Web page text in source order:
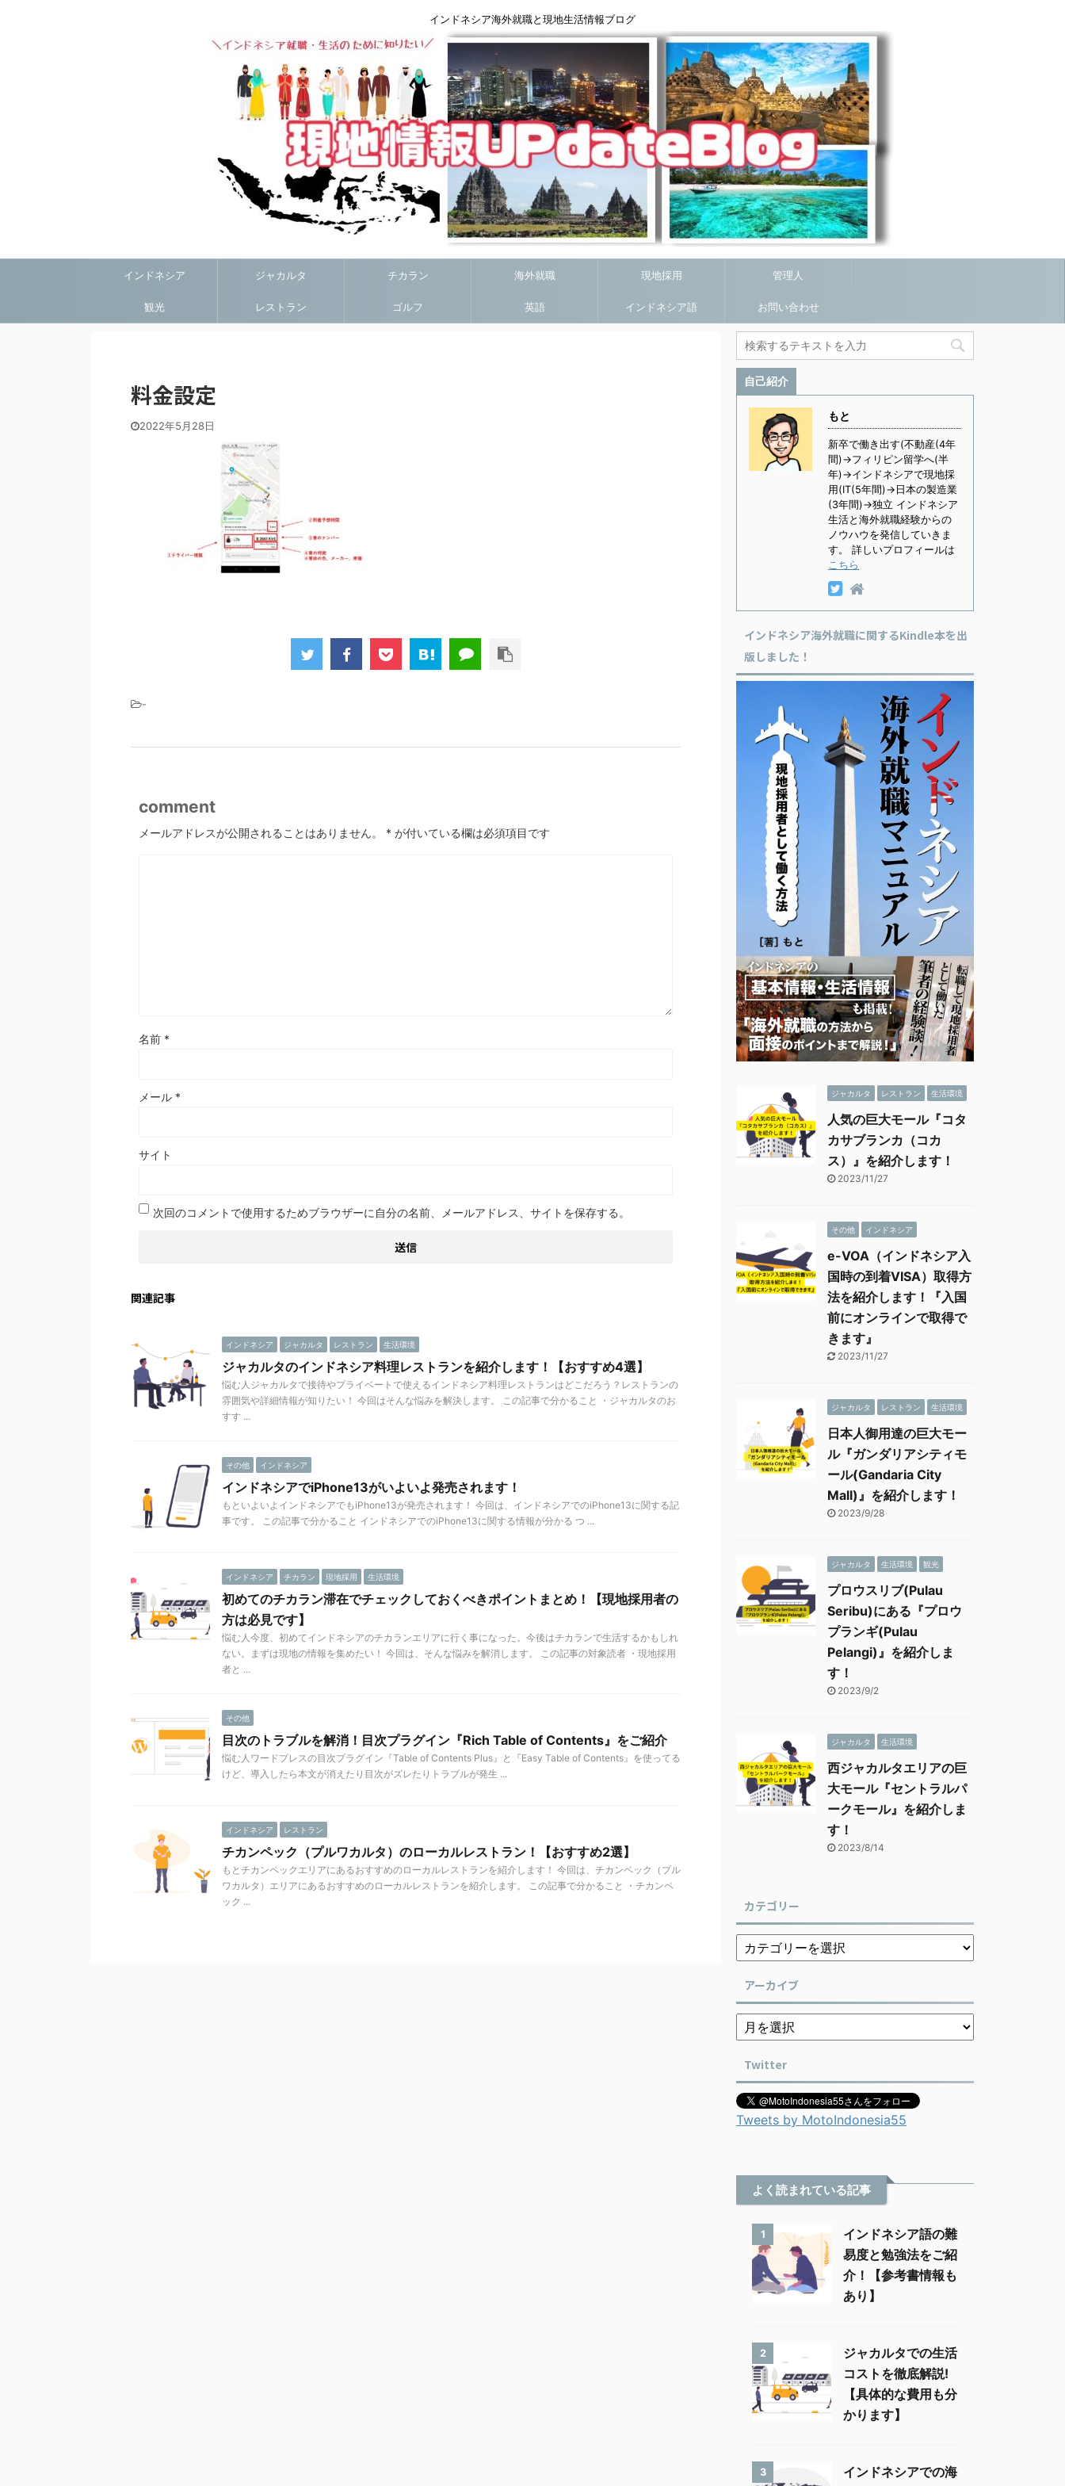
インドネシア海外就職と現地生活情報ブログ
インドネシア ジャカルタ チカラン 海外就職 現地採用 管理人
観光 レストラン ゴルフ 英語 インドネシア語 お問い合わせ
料金設定
2022年5月28日
-
comment
メールアドレスが公開されることはありません。 * が付いている欄は必須項目です
名前 *
メール *
サイト
次回のコメントで使用するためブラウザーに自分の名前、メールアドレス、サイトを保存する。
関連記事
インドネシア ジャカルタ レストラン 生活環境
ジャカルタのインドネシア料理レストランを紹介します！【おすすめ4選】
悩む人ジャカルタで接待やプライベートで使えるインドネシア料理レストランはどこだろう？レストランの
雰囲気や詳細情報が知りたい！ 今回はそんな悩みを解決します。 この記事で分かること ・ジャカルタのお
すす ...
その他 インドネシア
インドネシアでiPhone13がいよいよ発売されます！
もといよいよインドネシアでもiPhone13が発売されます！ 今回は、インドネシアでのiPhone13に関する記
事です。 この記事で分かること インドネシアでのiPhone13に関する情報が分かる つ ...
インドネシア チカラン 現地採用 生活環境
初めてのチカラン滞在でチェックしておくべきポイントまとめ！【現地採用者の
方は必見です】
悩む人今度、初めてインドネシアのチカランエリアに行く事になった。今後はチカランで生活するかもしれ
ない。まずは現地の情報を集めたい！ 今回は、そんな悩みを解消します。 この記事の対象読者 ・現地採用
者と ...
その他
目次のトラブルを解消！目次プラグイン『Rich Table of Contents』をご紹介
悩む人ワードプレスの目次プラグイン『Table of Contents Plus』と『Easy Table of Contents』を使ってる
けど、導入したら本文が消えたり目次がズレたりトラブルが発生 ...
インドネシア レストラン
チカンペック（プルワカルタ）のローカルレストラン！【おすすめ2選】
もとチカンペックエリアにあるおすすめのローカルレストランを紹介します！ 今回は、チカンペック（プル
ワカルタ）エリアにあるおすすめのローカルレストランを紹介します。 この記事で分かること ・チカンペ
ック ...
自己紹介
もと
新卒で働き出す(不動産(4年
間)→フィリピン留学へ(半
年)→インドネシアで現地採
用(IT(5年間)→日本の製造業
(3年間)→独立 インドネシア
生活と海外就職経験からの
ノウハウを発信していきま
す。 詳しいプロフィールは
こちら
インドネシア海外就職に関するKindle本を出
版しました！
ジャカルタ レストラン 生活環境
人気の巨大モール『コタ
カサブランカ（コカ
ス）』を紹介します！
2023/11/27
その他 インドネシア
e-VOA（インドネシア入
国時の到着VISA）取得方
法を紹介します！『入国
前にオンラインで取得で
きます』
2023/11/27
ジャカルタ レストラン 生活環境
日本人御用達の巨大モー
ル『ガンダリアシティモ
ール(Gandaria City
Mall)』を紹介します！
2023/9/28
ジャカルタ 生活環境 観光
プロウスリブ(Pulau
Seribu)にある『プロウ
プランギ(Pulau
Pelangi)』を紹介しま
す！
2023/9/2
ジャカルタ 生活環境
西ジャカルタエリアの巨
大モール『セントラルパ
ークモール』を紹介しま
す！
2023/8/14
カテゴリー
アーカイブ
Twitter
Tweets by MotoIndonesia55
よく読まれている記事
1
インドネシア語の難
易度と勉強法をご紹
介！【参考書情報も
あり】
2
ジャカルタでの生活
コストを徹底解説!
【具体的な費用も分
かります】
3
インドネシアでの海